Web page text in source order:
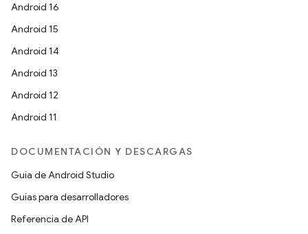
Android 16
Android 15
Android 14
Android 13
Android 12
Android 11
DOCUMENTACIÓN Y DESCARGAS
Guía de Android Studio
Guías para desarrolladores
Referencia de API